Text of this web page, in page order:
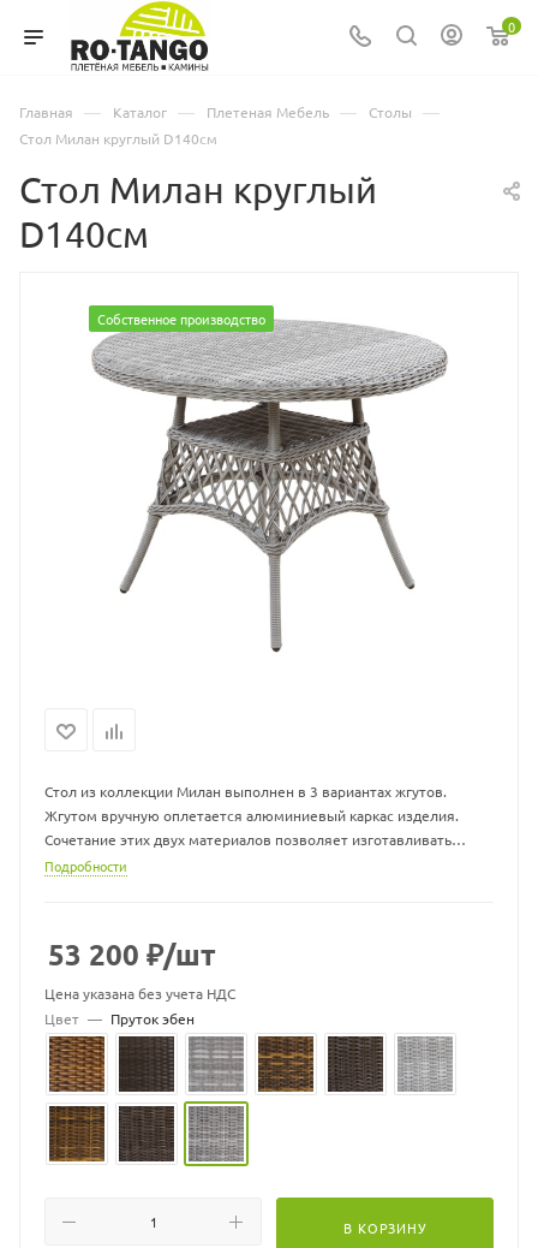
0
Главная — Каталог — Плетеная Мебель — Столы —
Стол Милан круглый D140см
Стол Милан круглый
D140см
Собственное производство
Стол из коллекции Милан выполнен в 3 вариантах жгутов.
Жгутом вручную оплетается алюминиевый каркас изделия.
Сочетание этих двух материалов позволяет изготавливать
легкую и одновременно прочную плетеную мебель, которая не
Стол со стеклянной столешницей входит в группу
изготавливается в следующих размерах:
- 70*70*76 см
- 100*100*77 см
- 140*140*77 см
Столы Милан доступны в разных цветовых сочетаниях жгута.
Подробности
53 200 ₽/шт
Цена указана без учета НДС
Цвет — Пруток эбен
В КОРЗИНУ